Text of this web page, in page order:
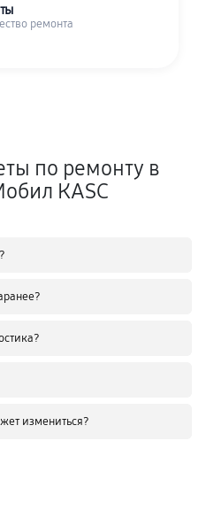
ремонта
по ремонту в
КASC
измениться?